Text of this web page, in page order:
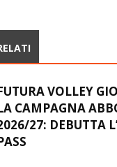
VOLLEY
CAMPAGNA
27: DEBUTTA